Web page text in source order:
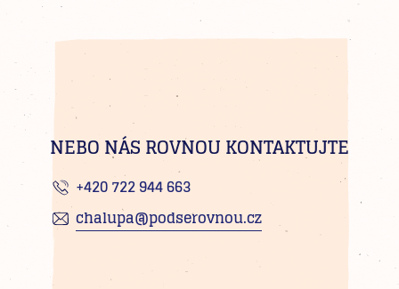
NEBO NÁS ROVNOU KONTAKTUJTE
+420 722 944 663
chalupa@podserovnou.cz